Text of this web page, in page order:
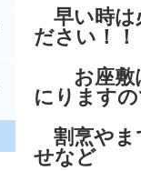
早い時は
ださい！！
お座敷
にります
割烹やま
せなど